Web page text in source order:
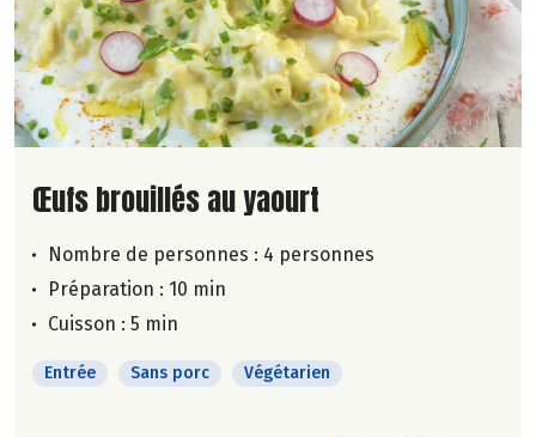
Lire la suite de la recette
Œufs brouillés au yaourt
Nombre de personnes : 4 personnes
Préparation : 10 min
Cuisson : 5 min
Entrée Sans porc Végétarien